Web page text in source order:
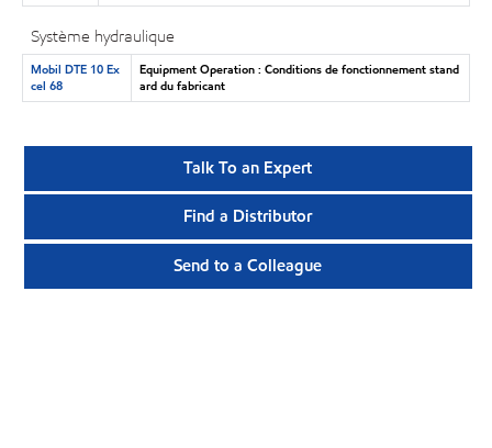
Système hydraulique
Mobil DTE 10 Ex
cel 68
Equipment Operation : Conditions de fonctionnement stand
ard du fabricant
Talk To an Expert
Find a Distributor
Send to a Colleague